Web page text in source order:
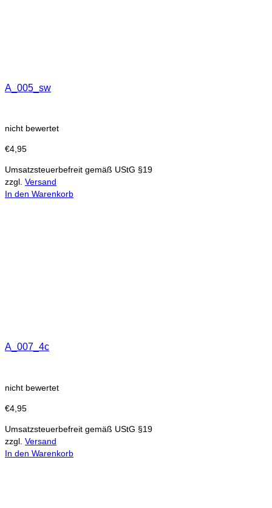
A_005_sw
nicht bewertet
€4,95
Umsatzsteuerbefreit gemäß UStG §19
zzgl. Versand
In den Warenkorb
A_007_4c
nicht bewertet
€4,95
Umsatzsteuerbefreit gemäß UStG §19
zzgl. Versand
In den Warenkorb